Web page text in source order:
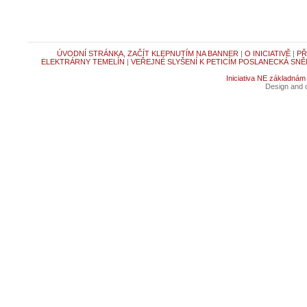
ÚVODNÍ STRÁNKA, ZAČÍT KLEPNUTÍM NA BANNER | O INICIATIVĚ|
ELEKTRÁRNY TEMELÍN | VEŘEJNÉ SLYŠENÍ K PETICÍM POSLANECKÁ
Iniciativa NE základnám
Design and